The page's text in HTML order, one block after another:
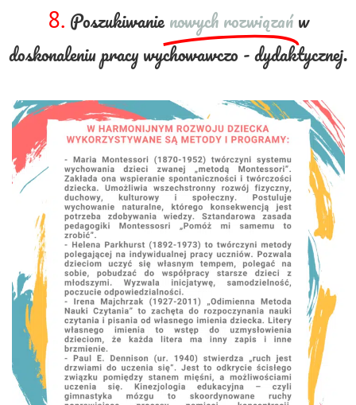
8. Poszukiwanienowych rozwiązań w
doskonaleniu pracy wychowawczo - dydaktycznej.